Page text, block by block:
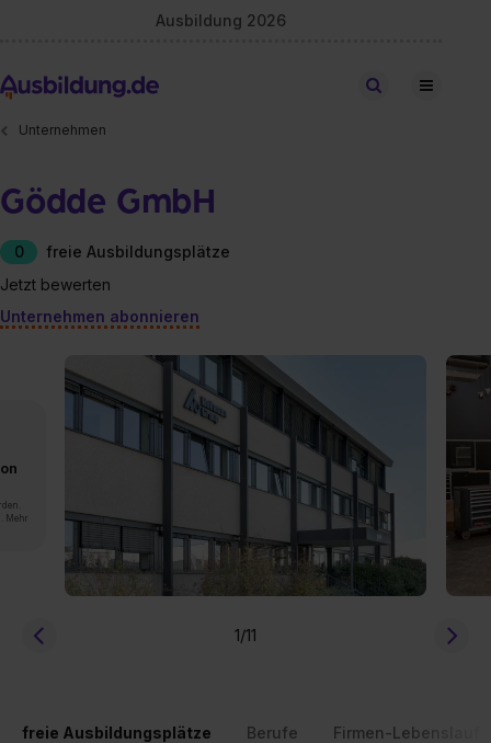
Ausbildung 2026
Stellen finden
Unternehmen
Gödde GmbH
0
freie Ausbildungsplätze
Jetzt bewerten
Unternehmen abonnieren
Mehr
1/11
freie Ausbildungsplätze Berufe Firmen-Lebenslauf